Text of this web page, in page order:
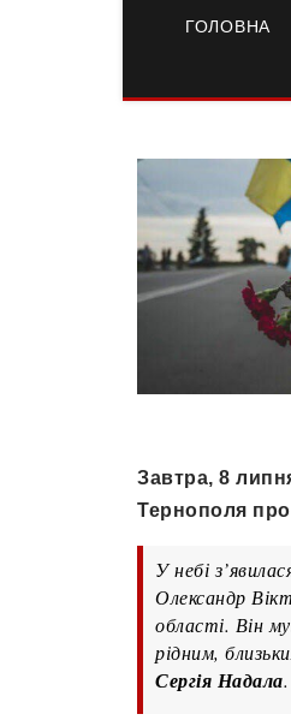
ГОЛОВНА
Завтра, 8
Тернополя
У небі
Олександр
області. Він
рідним,
Сергія Надала.